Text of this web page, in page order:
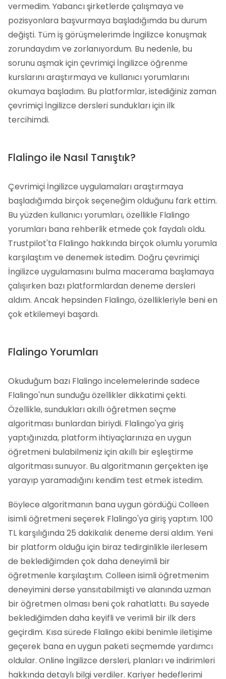
vermedim. Yabancı şirketlerde çalışmaya ve
pozisyonlara başvurmaya başladığımda bu durum
değişti. Tüm iş görüşmelerimde İngilizce konuşmak
zorundaydım ve zorlanıyordum. Bu nedenle, bu
sorunu aşmak için çevrimiçi İngilizce öğrenme
kurslarını araştırmaya ve kullanıcı yorumlarını
okumaya başladım. Bu platformlar, istediğiniz zaman
çevrimiçi İngilizce dersleri sundukları için ilk
tercihimdi.
Flalingo ile Nasıl Tanıştık?
Çevrimiçi İngilizce uygulamaları araştırmaya
başladığımda birçok seçeneğim olduğunu fark ettim.
Bu yüzden kullanıcı yorumları, özellikle Flalingo
yorumları bana rehberlik etmede çok faydalı oldu.
Trustpilot'ta Flalingo hakkında birçok olumlu yorumla
karşılaştım ve denemek istedim. Doğru çevrimiçi
İngilizce uygulamasını bulma macerama başlamaya
çalışırken bazı platformlardan deneme dersleri
aldım. Ancak hepsinden Flalingo, özellikleriyle beni en
çok etkilemeyi başardı.
Flalingo Yorumları
Okuduğum bazı Flalingo incelemelerinde sadece
Flalingo'nun sunduğu özellikler dikkatimi çekti.
Özellikle, sundukları akıllı öğretmen seçme
algoritması bunlardan biriydi. Flalingo'ya giriş
yaptığınızda, platform ihtiyaçlarınıza en uygun
öğretmeni bulabilmeniz için akıllı bir eşleştirme
algoritması sunuyor. Bu algoritmanın gerçekten işe
yarayıp yaramadığını kendim test etmek istedim.
Böylece algoritmanın bana uygun gördüğü Colleen
isimli öğretmeni seçerek Flalingo'ya giriş yaptım. 100
TL karşılığında 25 dakikalık deneme dersi aldım. Yeni
bir platform olduğu için biraz tedirginlikle ilerlesem
de beklediğimden çok daha deneyimli bir
öğretmenle karşılaştım. Colleen isimli öğretmenim
deneyimini derse yansıtabilmişti ve alanında uzman
bir öğretmen olması beni çok rahatlattı. Bu sayede
beklediğimden daha keyifli ve verimli bir ilk ders
geçirdim. Kısa sürede Flalingo ekibi benimle iletişime
geçerek bana en uygun paketi seçmemde yardımcı
oldular. Online İngilizce dersleri, planları ve indirimleri
hakkında detaylı bilgi verdiler. Kariyer hedeflerimi